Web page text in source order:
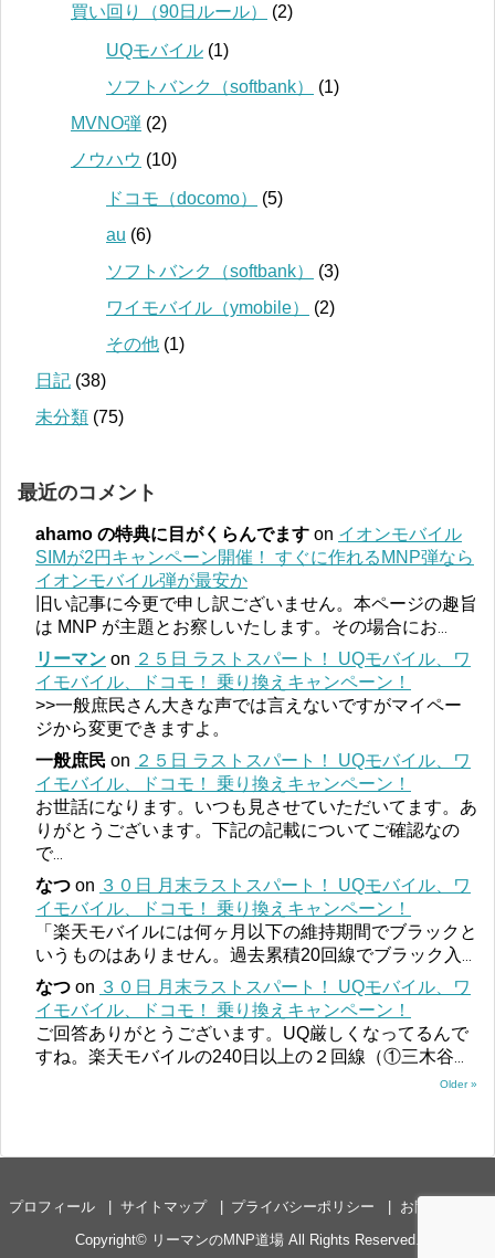
買い回り（90日ルール）
(2)
UQモバイル (1)
ソフトバンク（softbank）
(1)
MVNO弾 (2)
ノウハウ (10)
ドコモ（docomo）
(5)
au (6)
ソフトバンク（softbank）
(3)
ワイモバイル（ymobile）
(2)
その他 (1)
日記 (38)
未分類 (75)
最近のコメント
ahamo の特典に目がくらんでます on イオンモバイル
SIMが2円キャンペーン開催！ すぐに作れるMNP弾なら
イオンモバイル弾が最安か
旧い記事に今更で申し訳ございません。本ページの趣旨
は MNP が主題とお察しいたします。その場合にお
リーマン on ２５日 ラストスパート！ UQモバイル、ワ
イモバイル、ドコモ！ 乗り換えキャンペーン！
>>一般庶民さん大きな声では言えないですがマイペー
ジから変更できますよ。
一般庶民 on ２５日 ラストスパート！ UQモバイル、ワ
イモバイル、ドコモ！ 乗り換えキャンペーン！
お世話になります。いつも見させていただいてます。あ
りがとうございます。下記の記載についてご確認なの
で...
なつ on ３０日 月末ラストスパート！ UQモバイル、ワ
イモバイル、ドコモ！ 乗り換えキャンペーン！
「楽天モバイルには何ヶ月以下の維持期間でブラックと
いうものはありません。過去累積20回線でブラック入
なつ on ３０日 月末ラストスパート！ UQモバイル、ワ
イモバイル、ドコモ！ 乗り換えキャンペーン！
ご回答ありがとうございます。UQ厳しくなってるんで
すね。楽天モバイルの240日以上の２回線（①三木谷
Older »
プロフィール サイトマップ プライバシーポリシー
お問い合わせ
Copyright© リーマンのMNP道場 All Rights Reserved.